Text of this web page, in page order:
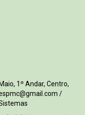
1º Andar, Centro,
/